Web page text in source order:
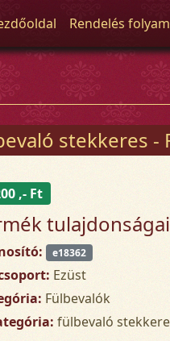
Rendelés
stekkeres -
,- Ft
tulajdonságai
e18362
Ezüst
Fülbevalók
fülbevaló